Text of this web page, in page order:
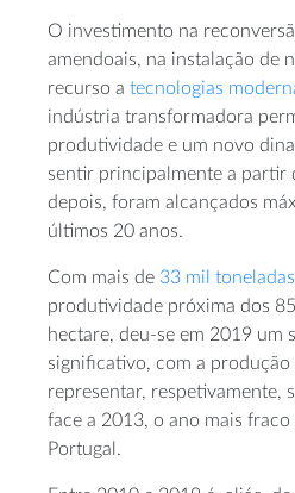
O investimento na
amendoais, na instalação de
recurso a tecnologias
indústria transformadora
produtividade e um novo
sentir principalmente a partir
depois, foram alcançados
últimos 20 anos.
Com mais de 33 mil toneladas
produtividade próxima dos
hectare, deu-se em 2019 um
significativo, com a
representar, respetivamente,
face a 2013, o ano mais fraco
Portugal.